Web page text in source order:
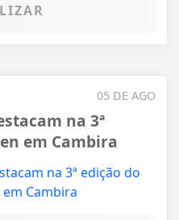
05 DE AGO
na 3ª
em Cambira